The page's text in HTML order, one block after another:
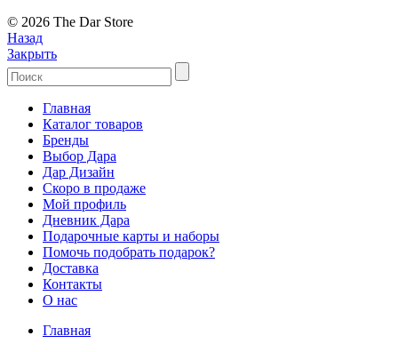
© 2026 The Dar Store
Назад
Закрыть
Главная
Каталог товаров
Бренды
Выбор Дара
Дар Дизайн
Скоро в продаже
Мой профиль
Дневник Дара
Подарочные карты и наборы
Помочь подобрать подарок?
Доставка
Контакты
О нас
Главная